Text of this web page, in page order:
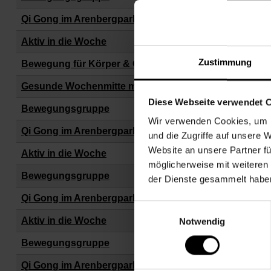
Zustimmung
Diese Webseite verwendet
Wir verwenden Cookies,
und die Zugriffe auf unsere
Website an unsere Partner
möglicherweise mit
der Dienste gesammelt
Notwendig
Qi Gong im Arenbergpark
Aktiv in die Woche
Bewegung für Körper & Geist
Gesunde Wochenmitte mit Bewegung
Bewegungsgruppe
Qi Gong im Arenbergpark
Aktiv in die Woche
Bewegungsgruppe
Qi Gong im Arenbergpark
Aktiv in die Woche
Bewegungsgruppe
Qi Gong im Arenbergpark